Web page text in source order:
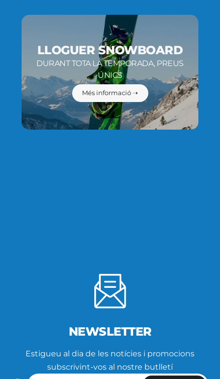
LLOGUER SNOWBOARD
DURANT TOTA LA TEMPORADA, PREUS
ÚNICS
Més informació ➝
NEWSLETTER
Estigueu al dia de les notícies i promocions
subscrivint-vos al nostre butlletí